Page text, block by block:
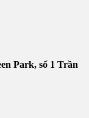
Park, số 1 Trần